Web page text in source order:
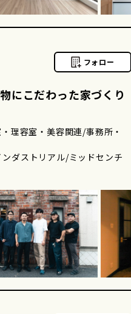
フォロー
にこだわった家づくり
理容室・美容関連/事務所・
ダストリアル/ミッドセンチ